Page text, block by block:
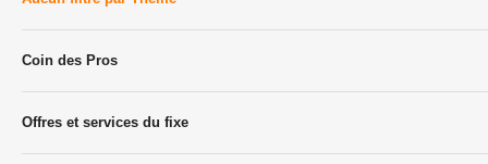
Coin des Pros
Offres et services du fixe